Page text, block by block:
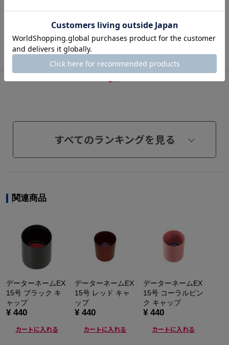
¥ 550(税込)～
カートに入れる
すべてのランキングを見る
関連商品
データーネームEX
15号 ブラック キ
ャップ
¥ 440
カートに入れる
データーネームEX
15号 レッド キャ
ップ
¥ 440
カートに入れる
データーネームEX
15号 コーラルピン
ク キャップ
¥ 440
カートに入れる